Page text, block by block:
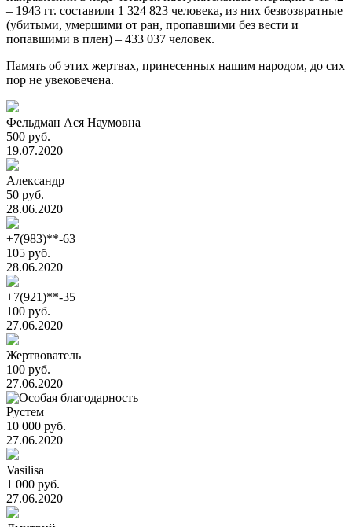
– 1943 гг. составили 1 324 823 человека, из них безвозвратные
(убитыми, умершими от ран, пропавшими без вести и
попавшими в плен) – 433 037 человек.
Память об этих жертвах, принесенных нашим народом, до сих
пор не увековечена.
Фельдман Ася Наумовна
500 руб.
19.07.2020
Александр
50 руб.
28.06.2020
+7(983)**-63
105 руб.
28.06.2020
+7(921)**-35
100 руб.
27.06.2020
Жертвователь
100 руб.
27.06.2020
Рустем
10 000 руб.
27.06.2020
Vasilisa
1 000 руб.
27.06.2020